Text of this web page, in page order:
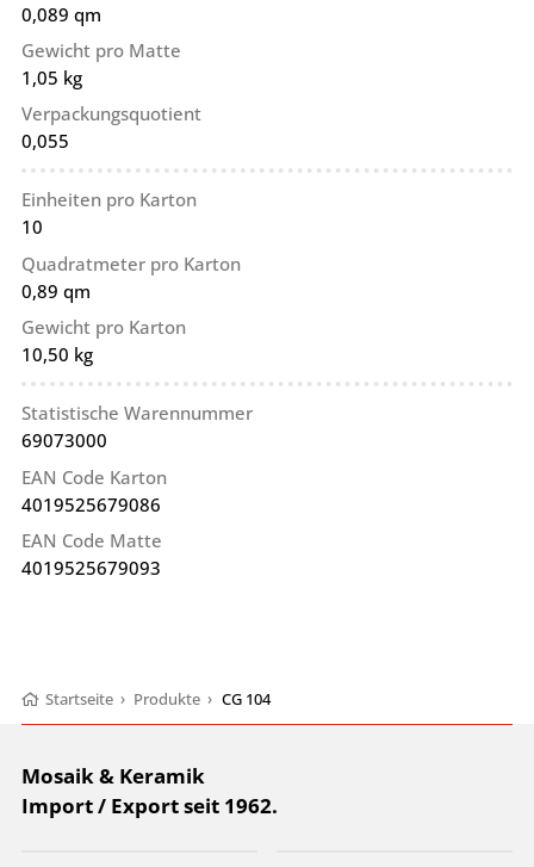
0,089 qm
Gewicht pro Matte
1,05 kg
Verpackungsquotient
0,055
Einheiten pro Karton
10
Quadratmeter pro Karton
0,89 qm
Gewicht pro Karton
10,50 kg
Statistische Warennummer
69073000
EAN Code Karton
4019525679086
EAN Code Matte
4019525679093
Startseite › Produkte › CG 104
Mosaik & Keramik
Import / Export seit 1962.